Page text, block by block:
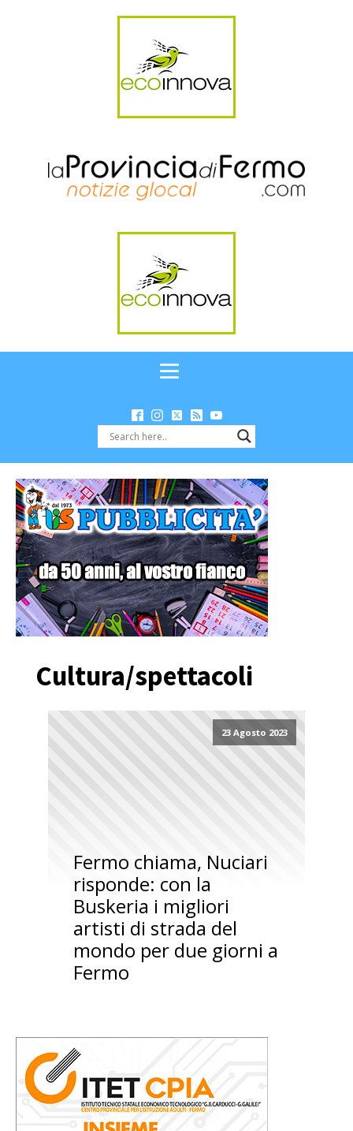
Cultura/spettacoli
23 Agosto 2023
Fermo chiama, Nuciari
risponde: con la
Buskeria i migliori
artisti di strada del
mondo per due giorni a
Fermo